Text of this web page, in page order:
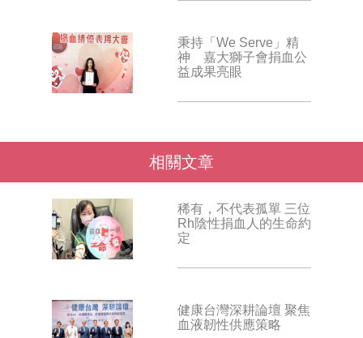
秉持「We Serve」精
神 嘉大獅子會捐血公
益成果亮眼
相關文章
稀有，不代表孤單 三位
Rh陰性捐血人的生命約
定
健康台灣深耕論壇 聚焦
血液韌性供應策略